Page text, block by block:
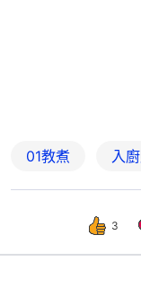
01教煮 入
3